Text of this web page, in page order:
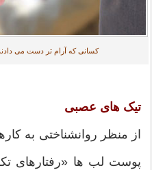
کسانی که آرام تر دست می
تیک های عصبی
از منظر روانشناختی به
پوست لب ها «رفتارهای